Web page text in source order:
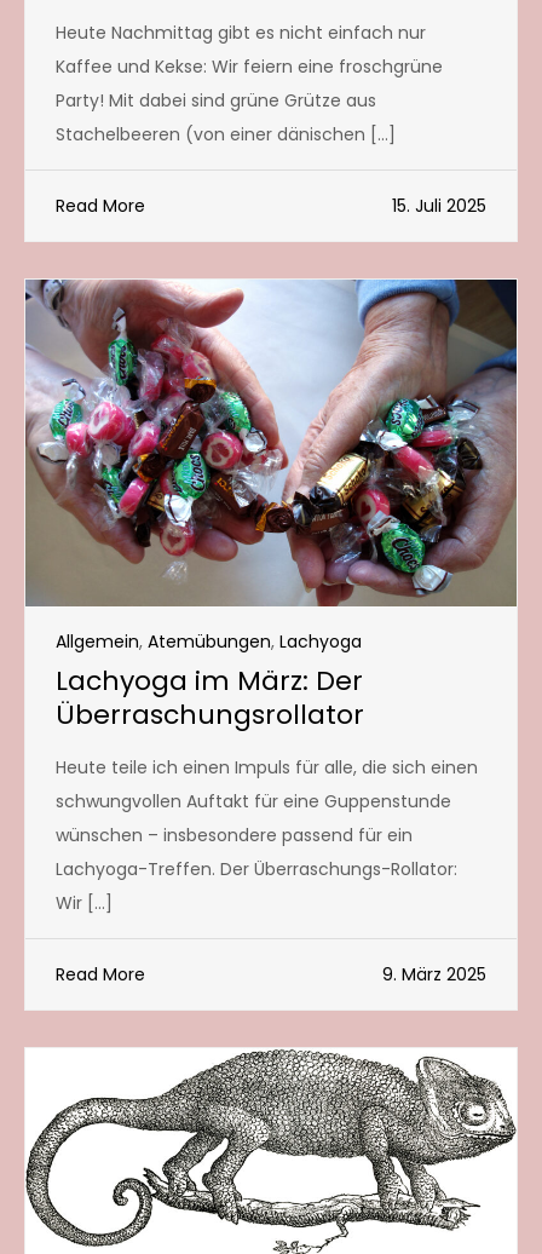
Heute Nachmittag gibt es nicht einfach nur
Kaffee und Kekse: Wir feiern eine froschgrüne
Party! Mit dabei sind grüne Grütze aus
Stachelbeeren (von einer dänischen […]
Read More 15. Juli 2025
Allgemein, Atemübungen, Lachyoga
Lachyoga im März: Der
Überraschungsrollator
Heute teile ich einen Impuls für alle, die sich einen
schwungvollen Auftakt für eine Guppenstunde
wünschen – insbesondere passend für ein
Lachyoga-Treffen. Der Überraschungs-Rollator:
Wir […]
Read More 9. März 2025